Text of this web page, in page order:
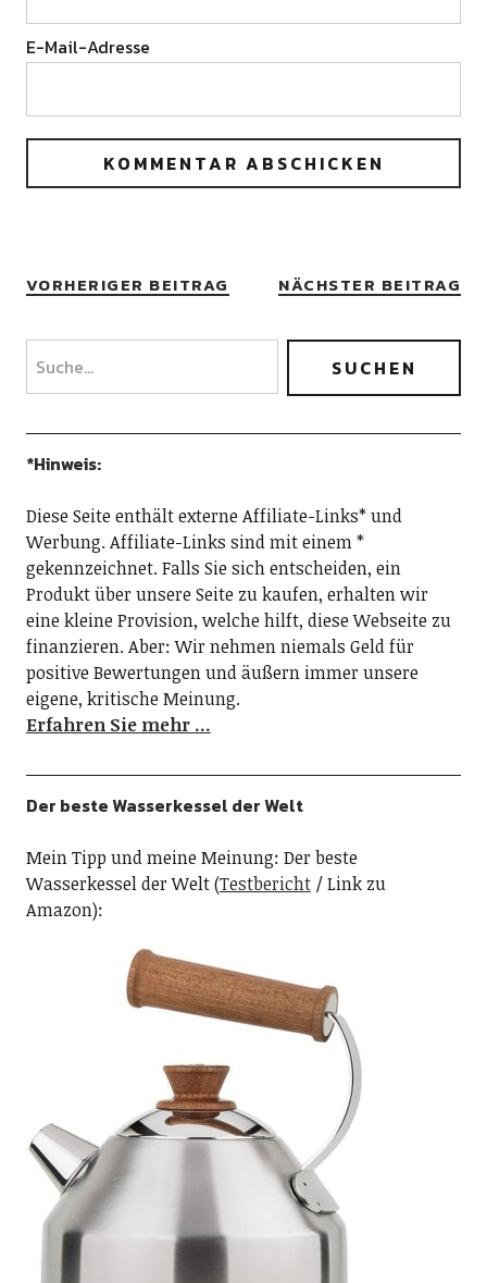
E-Mail-Adresse
VORHERIGER BEITRAG NÄCHSTER BEITRAG
*Hinweis:
Diese Seite enthält externe Affiliate-Links* und
Werbung. Affiliate-Links sind mit einem *
gekennzeichnet. Falls Sie sich entscheiden, ein
Produkt über unsere Seite zu kaufen, erhalten wir
eine kleine Provision, welche hilft, diese Webseite zu
finanzieren. Aber: Wir nehmen niemals Geld für
positive Bewertungen und äußern immer unsere
eigene, kritische Meinung.
Erfahren Sie mehr …
Der beste Wasserkessel der Welt
Mein Tipp und meine Meinung: Der beste
Wasserkessel der Welt (Testbericht/ Link zu
Amazon):